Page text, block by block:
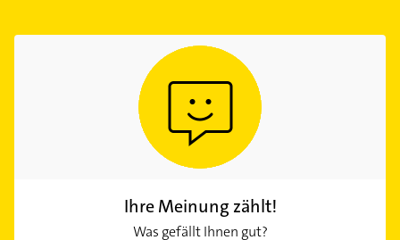
Ihre Meinung zählt!
Was gefällt Ihnen gut?